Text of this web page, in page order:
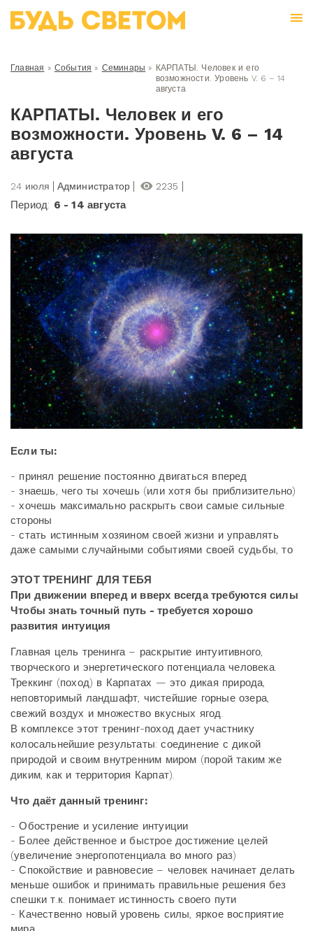
Главная » События » Семинары » КАРПАТЫ. Человек и его
возможности. Уровень V. 6 – 14
августа
КАРПАТЫ. Человек и его
возможности. Уровень V. 6 – 14
августа
24 июля Администратор 2235
Период: 6 - 14 августа
Если ты:
- принял решение постоянно двигаться вперед
- знаешь, чего ты хочешь (или хотя бы приблизительно)
- хочешь максимально раскрыть свои самые сильные
стороны
- стать истинным хозяином своей жизни и управлять
даже самыми случайными событиями своей судьбы, то
ЭТОТ ТРЕНИНГ ДЛЯ ТЕБЯ
При движении вперед и вверх всегда требуются силы
Чтобы знать точный путь - требуется хорошо
развития интуиция
Главная цель тренинга – раскрытие интуитивного,
творческого и энергетического потенциала человека.
Треккинг (поход) в Карпатах — это дикая природа,
неповторимый ландшафт, чистейшие горные озера,
свежий воздух и множество вкусных ягод.
В комплексе этот тренинг-поход дает участнику
колосальнейшие результаты: соединение с дикой
природой и своим внутренним миром (порой таким же
диким, как и территория Карпат).
Что даёт данный тренинг:
- Обострение и усиление интуиции
- Более действенное и быстрое достижение целей
(увеличение энергопотенциала во много раз)
- Спокойствие и равновесие – человек начинает делать
меньше ошибок и принимать правильные решения без
спешки т.к. понимает истинность своего пути
- Качественно новый уровень силы, яркое восприятие